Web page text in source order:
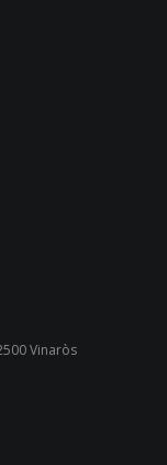
Vinaròs